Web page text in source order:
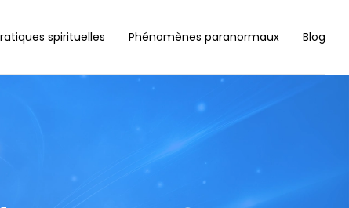
spirituelles Phénomènes paranormaux Blog